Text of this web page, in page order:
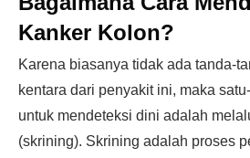
Kanker Kolon?
Karena biasanya tidak ada tanda-
kentara dari penyakit ini, maka
untuk mendeteksi dini adalah
(skrining). Skrining adalah proses